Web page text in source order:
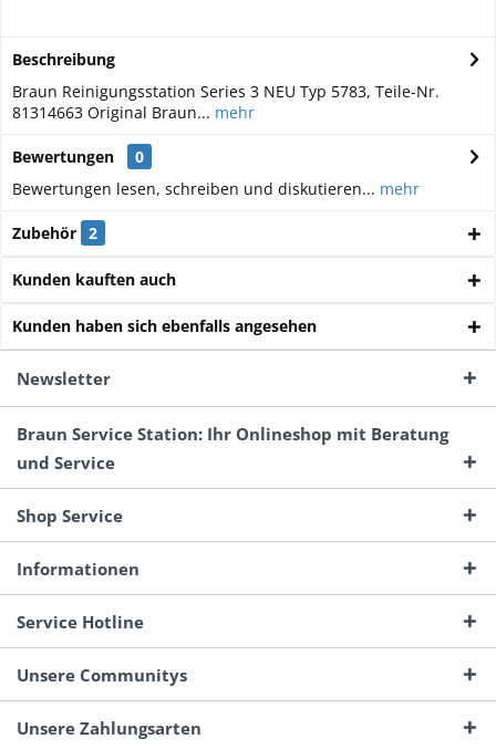
Beschreibung
Braun Reinigungsstation Series 3 NEU Typ 5783, Teile-Nr.
81314663 Original Braun... mehr
Bewertungen
0
Bewertungen lesen, schreiben und diskutieren... mehr
Zubehör 2
Kunden kauften auch
Kunden haben sich ebenfalls angesehen
Newsletter
Braun Service Station: Ihr Onlineshop mit Beratung
und Service
Shop Service
Informationen
Service Hotline
Unsere Communitys
Unsere Zahlungsarten